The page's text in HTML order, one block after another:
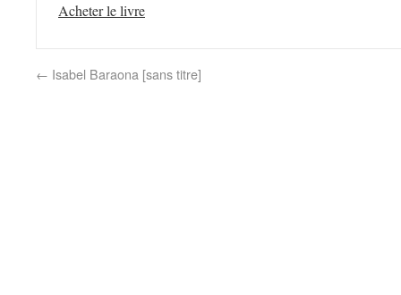
Acheter le livre
← Isabel Baraona [sans titre]